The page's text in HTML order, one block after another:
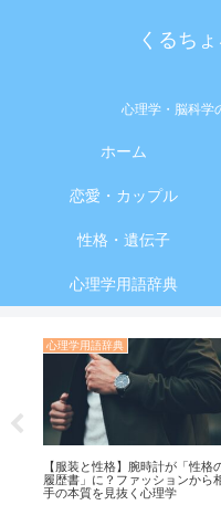
くるち
心理学・脳科学
ホーム
恋愛・カップル
性格・遺伝子
心理学用語辞典
心理学用語辞典
【服装と性格】腕時計が「性格
履歴書」に？ファッションから
手の本質を見抜く心理学